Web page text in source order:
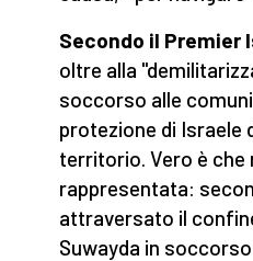
Secondo il Premier
oltre alla
soccorso alle
protezione di Israele
territorio. Vero è che
rappresentata:
attraversato il
Suwayda in